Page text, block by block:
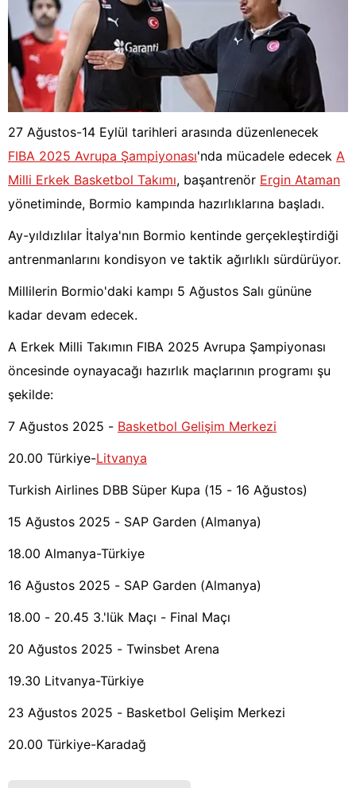
27 Ağustos-14 Eylül tarihleri arasında düzenlenecek
FIBA 2025 Avrupa Şampiyonası'nda mücadele edecek A
Milli Erkek Basketbol Takımı, başantrenör Ergin Ataman
yönetiminde, Bormio kampında hazırlıklarına başladı.
Ay-yıldızlılar İtalya'nın Bormio kentinde gerçekleştirdiği
antrenmanlarını kondisyon ve taktik ağırlıklı sürdürüyor.
Millilerin Bormio'daki kampı 5 Ağustos Salı gününe
kadar devam edecek.
A Erkek Milli Takımın FIBA 2025 Avrupa Şampiyonası
öncesinde oynayacağı hazırlık maçlarının programı şu
şekilde:
7 Ağustos 2025 - Basketbol Gelişim Merkezi
20.00 Türkiye-Litvanya
Turkish Airlines DBB Süper Kupa (15 - 16 Ağustos)
15 Ağustos 2025 - SAP Garden (Almanya)
18.00 Almanya-Türkiye
16 Ağustos 2025 - SAP Garden (Almanya)
18.00 - 20.45 3.'lük Maçı - Final Maçı
20 Ağustos 2025 - Twinsbet Arena
19.30 Litvanya-Türkiye
23 Ağustos 2025 - Basketbol Gelişim Merkezi
20.00 Türkiye-Karadağ